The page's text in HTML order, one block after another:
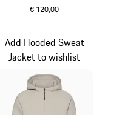
€ 120,00
Add Hooded Sweat
Jacket to wishlist